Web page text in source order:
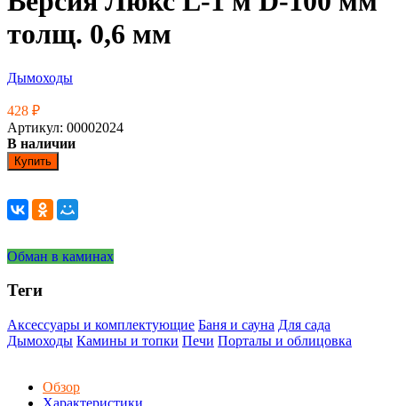
толщ. 0,6 мм
Дымоходы
428 ₽
Артикул: 00002024
В наличии
Купить
Обман в каминах
Теги
Аксессуары и комплектующие Баня и сауна Для сада
Дымоходы Камины и топки Печи Порталы и облицовка
Обзор
Характеристики